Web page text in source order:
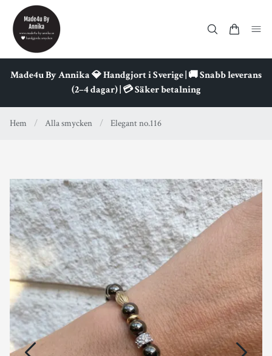
Made4u By Annika 💎 Handgjort i Sverige | 🚚 Snabb leverans
(2–4 dagar) | 💳 Säker betalning
Hem / Alla smycken / Elegant no.116